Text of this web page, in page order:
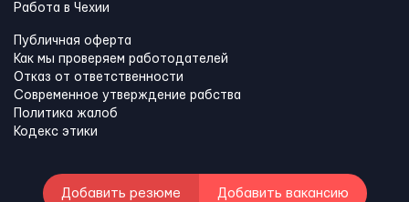
Работа в Чехии
Публичная оферта
Как мы проверяем работодателей
Отказ от ответственности
Современное утверждение рабства
Политика жалоб
Кодекс этики
Добавить резюме Добавить вакансию